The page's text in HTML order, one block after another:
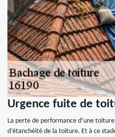
Urgence fuite de
La perte de performance d’une
d’étanchéité de la toiture. Et à ce